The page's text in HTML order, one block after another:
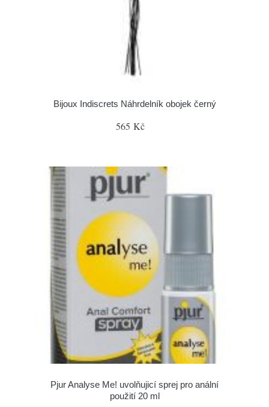
Bijoux Indiscrets Náhrdelník obojek černý
565 Kč
Pjur Analyse Me! uvolňujicí sprej pro anální
použití 20 ml